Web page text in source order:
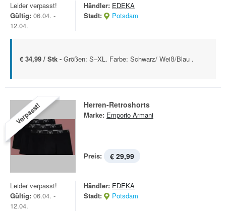
Leider verpasst!
Gültig: 06.04. -
12.04.
Händler: EDEKA
Stadt:
Potsdam
€ 34,99 / Stk - Größen: S–XL. Farbe: Schwarz/ Weiß/Blau .
Verpasst! Herren-Retroshorts
Marke: Emporio Armani
Preis: € 29,99
Leider verpasst!
Gültig: 06.04. -
12.04.
Händler: EDEKA
Stadt:
Potsdam